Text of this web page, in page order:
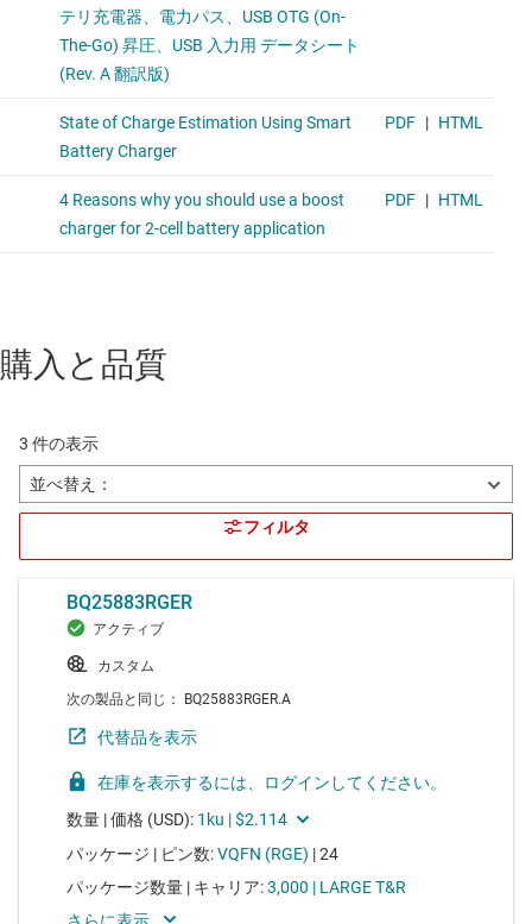
購入と品質